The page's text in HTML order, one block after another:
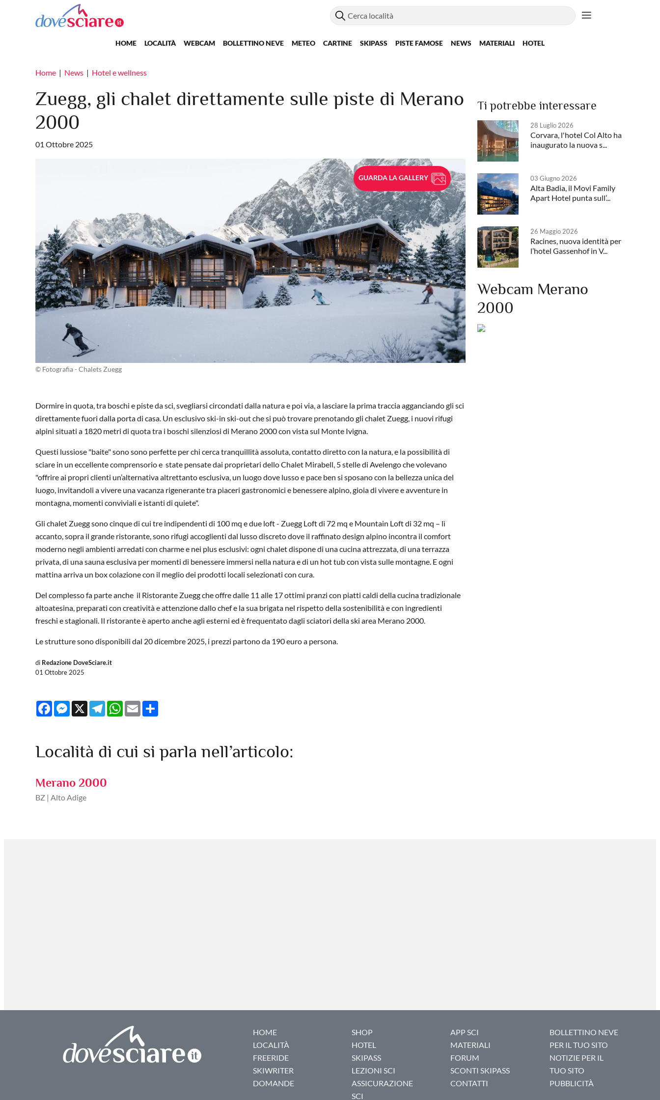
Salta al contenuto principale
Main navigation
HOME LOCALITÀ WEBCAM BOLLETTINO NEVE METEO CARTINE SKIPASS PISTE FAMOSE NEWS MATERIALI HOTEL
Home News Hotel e wellness
Zuegg, gli chalet direttamente sulle piste di Merano
2000
01 Ottobre 2025
GUARDA LA GALLERY
© Fotografia - Chalets Zuegg
Dormire in quota, tra boschi e piste da sci, svegliarsi circondati dalla natura e poi via, a lasciare la prima traccia agganciando gli sci
direttamente fuori dalla porta di casa. Un esclusivo ski-in ski-out che si può trovare prenotando gli chalet Zuegg, i nuovi rifugi
alpini situati a 1820 metri di quota tra i boschi silenziosi di Merano 2000 con vista sul Monte Ivigna.
Questi lussiose "baite" sono sono perfette per chi cerca tranquillità assoluta, contatto diretto con la natura, e la possibilità di
sciare in un eccellente comprensorio e state pensate dai proprietari dello Chalet Mirabell, 5 stelle di Avelengo che volevano
"offrire ai propri clienti un’alternativa altrettanto esclusiva, un luogo dove lusso e pace ben si sposano con la bellezza unica del
luogo, invitandoli a vivere una vacanza rigenerante tra piaceri gastronomici e benessere alpino, gioia di vivere e avventure in
montagna, momenti conviviali e istanti di quiete".
Gli chalet Zuegg sono cinque di cui tre indipendenti di 100 mq e due loft - Zuegg Loft di 72 mq e Mountain Loft di 32 mq – lì
accanto, sopra il grande ristorante, sono rifugi accoglienti dal lusso discreto dove il raffinato design alpino incontra il comfort
moderno negli ambienti arredati con charme e nei plus esclusivi: ogni chalet dispone di una cucina attrezzata, di una terrazza
privata, di una sauna esclusiva per momenti di benessere immersi nella natura e di un hot tub con vista sulle montagne. E ogni
mattina arriva un box colazione con il meglio dei prodotti locali selezionati con cura.
Del complesso fa parte anche il Ristorante Zuegg che offre dalle 11 alle 17 ottimi pranzi con piatti caldi della cucina tradizionale
altoatesina, preparati con creatività e attenzione dallo chef e la sua brigata nel rispetto della sostenibilità e con ingredienti
freschi e stagionali. Il ristorante è aperto anche agli esterni ed è frequentato dagli sciatori della ski area Merano 2000.
Le strutture sono disponibili dal 20 dicembre 2025, i prezzi partono da 190 euro a persona.
di Redazione DoveSciare.it
01 Ottobre 2025
FacebookMessenger
X TelegramWhatsApp
Email
Ti potrebbe interessare
28 Luglio 2026
Corvara, l'hotel Col Alto ha
inaugurato la nuova s...
03 Giugno 2026
Alta Badia, il Movi Family
Apart Hotel punta sull’...
26 Maggio 2026
Racines, nuova identità per
l’hotel Gassenhof in V...
Webcam Merano
2000
Località di cui si parla nell’articolo:
Merano 2000
BZ | Alto Adige
HOME
LOCALITÀ
FREERIDE
SKIWRITER
DOMANDE
SHOP
HOTEL
SKIPASS
LEZIONI SCI
ASSICURAZIONE
SCI
APP SCI
MATERIALI
FORUM
SCONTI SKIPASS
CONTATTI
BOLLETTINO NEVE
PER IL TUO SITO
NOTIZIE PER IL
TUO SITO
PUBBLICITÀ